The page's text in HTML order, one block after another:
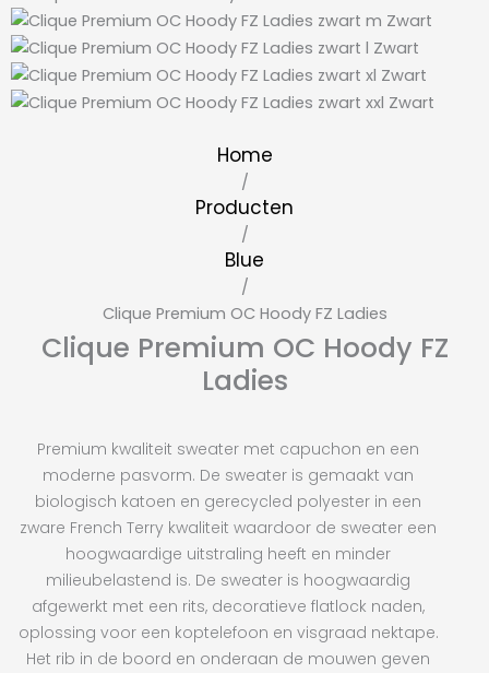
Home
/
Producten
/
Blue
/
Clique Premium OC Hoody FZ Ladies
Clique Premium OC Hoody FZ
Ladies
Premium kwaliteit sweater met capuchon en een
moderne pasvorm. De sweater is gemaakt van
biologisch katoen en gerecycled polyester in een
zware French Terry kwaliteit waardoor de sweater een
hoogwaardige uitstraling heeft en minder
milieubelastend is. De sweater is hoogwaardig
afgewerkt met een rits, decoratieve flatlock naden,
oplossing voor een koptelefoon en visgraad nektape.
Het rib in de boord en onderaan de mouwen geven